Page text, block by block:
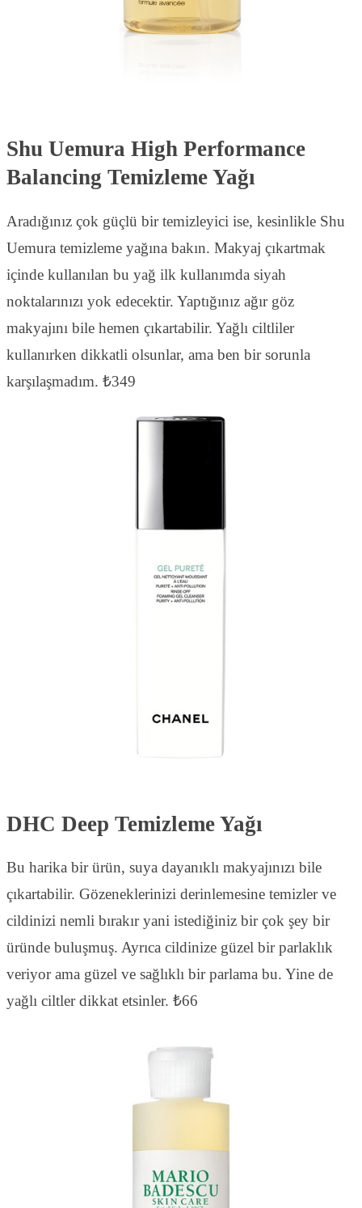
Shu Uemura High Performance
Balancing Temizleme Yağı
Aradığınız çok güçlü bir temizleyici ise, kesinlikle Shu
Uemura temizleme yağına bakın. Makyaj çıkartmak
içinde kullanılan bu yağ ilk kullanımda siyah
noktalarınızı yok edecektir. Yaptığınız ağır göz
makyajını bile hemen çıkartabilir. Yağlı ciltliler
kullanırken dikkatli olsunlar, ama ben bir sorunla
karşılaşmadım. ₺349
DHC Deep Temizleme Yağı
Bu harika bir ürün, suya dayanıklı makyajınızı bile
çıkartabilir. Gözeneklerinizi derinlemesine temizler ve
cildinizi nemli bırakır yani istediğiniz bir çok şey bir
üründe buluşmuş. Ayrıca cildinize güzel bir parlaklık
veriyor ama güzel ve sağlıklı bir parlama bu. Yine de
yağlı ciltler dikkat etsinler. ₺66